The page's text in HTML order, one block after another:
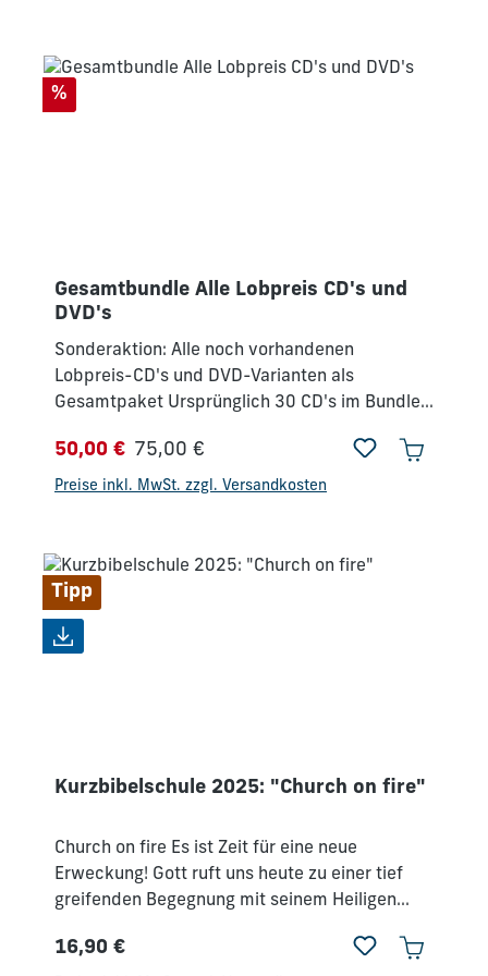
Rabatt
%
Gesamtbundle Alle Lobpreis CD's und
DVD's
Sonderaktion: Alle noch vorhandenen
Lobpreis-CD's und DVD-Varianten als
Gesamtpaket Ursprünglich 30 CD's im Bundle
Verkaufspreis:
50,00 € Regulärer Preis:
75,00 €
Preise inkl. MwSt. zzgl. Versandkosten
Tipp
Kurzbibelschule 2025: "Church on fire"
Church on fire Es ist Zeit für eine neue
Erweckung! Gott ruft uns heute zu einer tief
greifenden Begegnung mit seinem Heiligen
verändert und uns in neue Dimensionen führt.
Regulärer Preis:
16,90 €